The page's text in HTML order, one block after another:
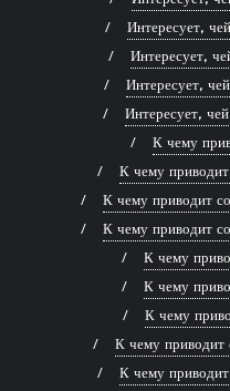
Интересует,
Интересует,
Интересует,
Интересует,
К чему
К чему
К чему приводит
К чему приводит
К чему
К чему
К чему
К чему приводит
К чему приводит